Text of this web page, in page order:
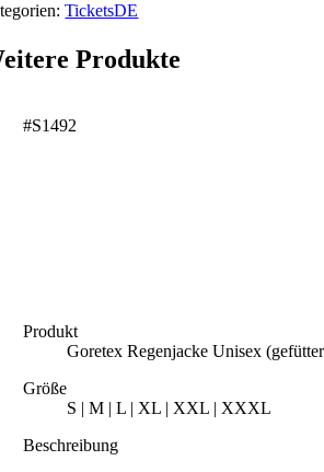
TicketsDE
Produkte
#S1492
Produkt
Goretex Regenjacke Unisex
Größe
S | M | L | XL | XXL | XXXL
Beschreibung